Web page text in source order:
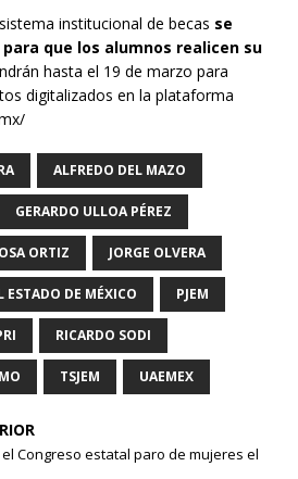
institucional de becas se
que los alumnos realicen su
hasta el 19 de marzo para
digitalizados en la plataforma
ALFREDO DEL MAZO
GERARDO ULLOA PÉREZ
ORTIZ JORGE OLVERA
ESTADO DE MÉXICO PJEM
RICARDO SODI
TSJEM UAEMEX
Congreso estatal paro de mujeres el